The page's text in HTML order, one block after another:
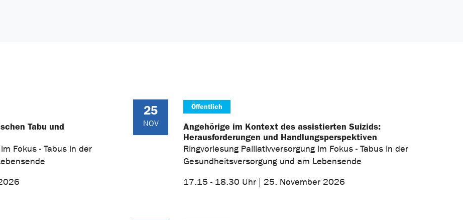
Tabu und
Fokus - Tabus in der
25
NOV
Öffentlich
Angehörige im Kontext des assistierten Suizids:
Herausforderungen und Handlungsperspektiven
Ringvorlesung Palliativversorgung im Fokus - Tabus in der
Gesundheitsversorgung und am Lebensende
17.15 - 18.30 Uhr | 25. November 2026